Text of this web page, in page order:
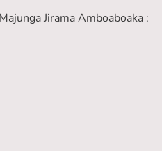
Jirama Amboaboaka :